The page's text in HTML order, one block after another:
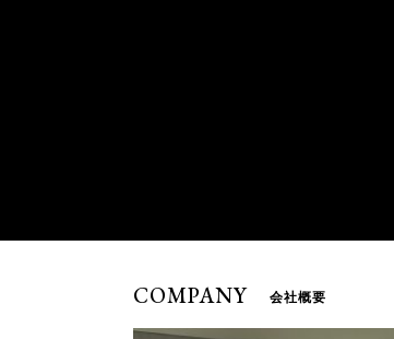
COMPANY 会社概要